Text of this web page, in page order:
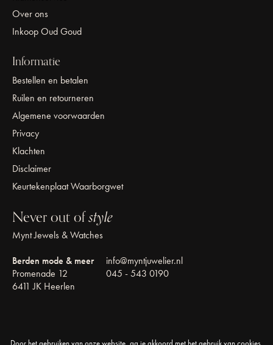
Over ons
Inkoop Oud Goud
Informatie
Bestellen en betalen
Ruilen en retourneren
Algemene voorwaarden
Privacy
Klachten
Disclaimer
Keurtekenplaat Waarborgwet
Never out ofstyle
Mynt Jewels & Watches
Berden mode & meer
Promenade 12
6411 JK Heerlen
info@myntjuwelier.nl
045 - 543 0190
Door het gebruiken van onze website, ga je akkoord met het gebruik van cookies